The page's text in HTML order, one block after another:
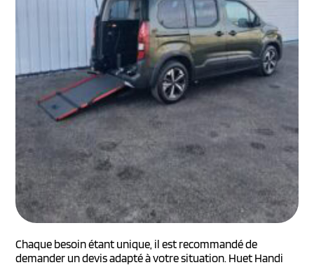
Chaque besoin étant unique, il est recommandé de
demander un devis adapté à votre situation. Huet Handi